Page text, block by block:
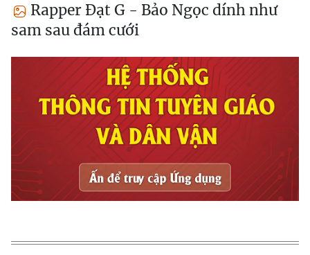
Rapper Đạt G - Bảo Ngọc dính như
sam sau đám cưới